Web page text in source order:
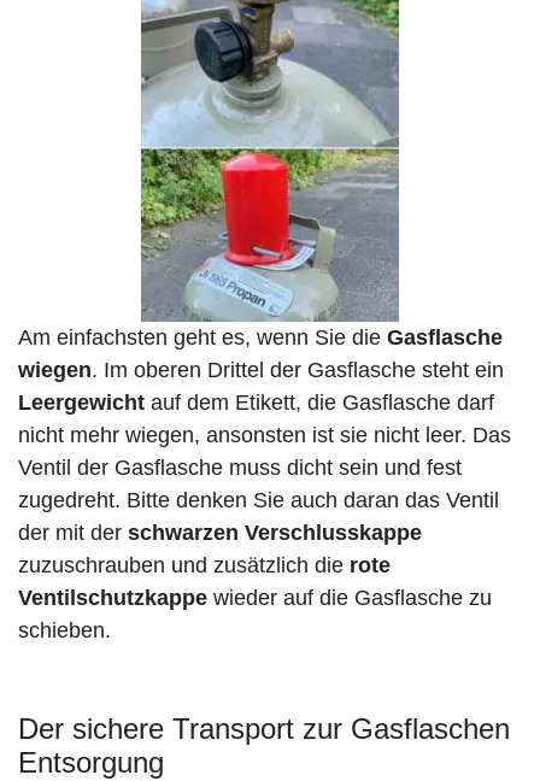
Am einfachsten geht es, wenn Sie die Gasflasche
wiegen. Im oberen Drittel der Gasflasche steht ein
Leergewicht auf dem Etikett, die Gasflasche darf
nicht mehr wiegen, ansonsten ist sie nicht leer. Das
Ventil der Gasflasche muss dicht sein und fest
zugedreht. Bitte denken Sie auch daran das Ventil
der mit der schwarzen Verschlusskappe
zuzuschrauben und zusätzlich die rote
Ventilschutzkappe wieder auf die Gasflasche zu
schieben.
Der sichere Transport zur Gasflaschen
Entsorgung